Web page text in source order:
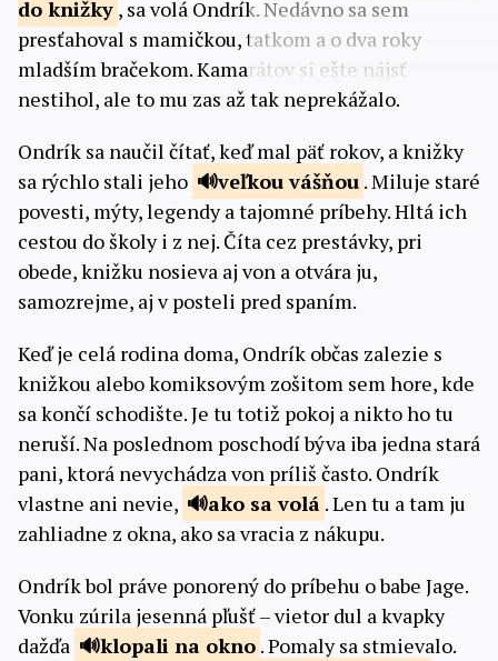
do knižky , sa volá Ondrík. Nedávno sa sem
presťahoval s mamičkou, tatkom a o dva roky
mladším bračekom. Kamarátov si ešte nájsť
nestihol, ale to mu zas až tak neprekážalo.
Ondrík sa naučil čítať, keď mal päť rokov, a knižky
sa rýchlo stali jeho
veľkouvášňou . Miluje staré
povesti, mýty, legendy a tajomné príbehy. Hltá ich
cestou do školy i z nej. Číta cez prestávky, pri
obede, knižku nosieva aj von a otvára ju,
samozrejme, aj v posteli pred spaním.
Keď je celá rodina doma, Ondrík občas zalezie s
knižkou alebo komiksovým zošitom sem hore, kde
sa končí schodište. Je tu totiž pokoj a nikto ho tu
neruší. Na poslednom poschodí býva iba jedna stará
pani, ktorá nevychádza von príliš často. Ondrík
vlastne ani nevie,
ako sa volá . Len tu a tam ju
zahliadne z okna, ako sa vracia z nákupu.
Ondrík bol práve ponorený do príbehu o babe Jage.
Vonku zúrila jesenná pľušť – vietor dul a kvapky
dažďa
klopali na okno . Pomaly sa stmievalo.